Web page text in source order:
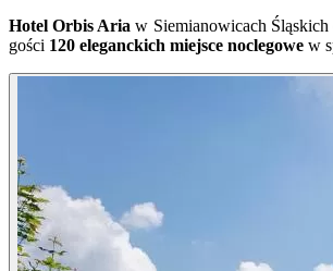
Hotel Orbis Aria w Siemianowicach
gości 120 eleganckich miejsce noclegowe w